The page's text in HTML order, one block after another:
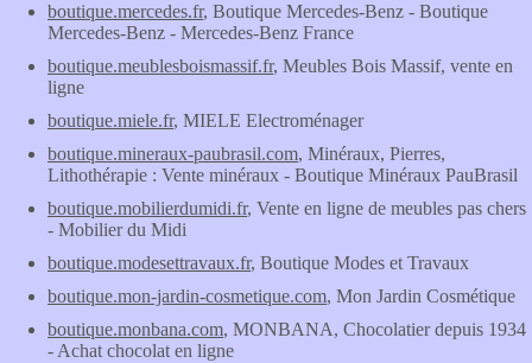
boutique.mercedes.fr, Boutique Mercedes-Benz - Boutique
Mercedes-Benz - Mercedes-Benz France
boutique.meublesboismassif.fr, Meubles Bois Massif, vente en
ligne
boutique.miele.fr, MIELE Electroménager
boutique.mineraux-paubrasil.com, Minéraux, Pierres,
Lithothérapie : Vente minéraux - Boutique Minéraux PauBrasil
boutique.mobilierdumidi.fr, Vente en ligne de meubles pas chers
- Mobilier du Midi
boutique.modesettravaux.fr, Boutique Modes et Travaux
boutique.mon-jardin-cosmetique.com, Mon Jardin Cosmétique
boutique.monbana.com, MONBANA, Chocolatier depuis 1934
- Achat chocolat en ligne